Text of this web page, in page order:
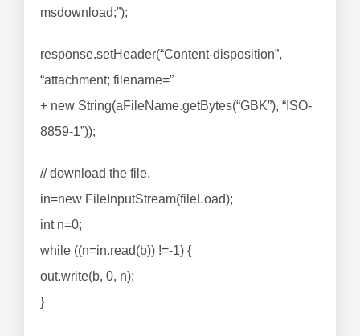
msdownload;”);
response.setHeader(“Content-disposition”,
“attachment; filename=”
+ new String(aFileName.getBytes(“GBK”), “ISO-
8859-1”));
// download the file.
in=new FileInputStream(fileLoad);
int n=0;
while ((n=in.read(b)) !=-1) {
out.write(b, 0, n);
}